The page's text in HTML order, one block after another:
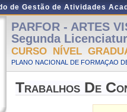
de Gestão de Atividades
PARFOR - ARTES
Segunda
CURSO NÍVEL
PLANO NACIONAL DE FORMAÇAO
Trabalhos De